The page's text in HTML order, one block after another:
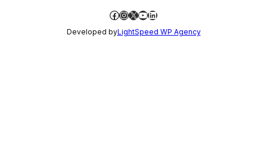
Facebook
Instagram
X YouTube
LinkedIn
Developed byLightSpeed WP Agency